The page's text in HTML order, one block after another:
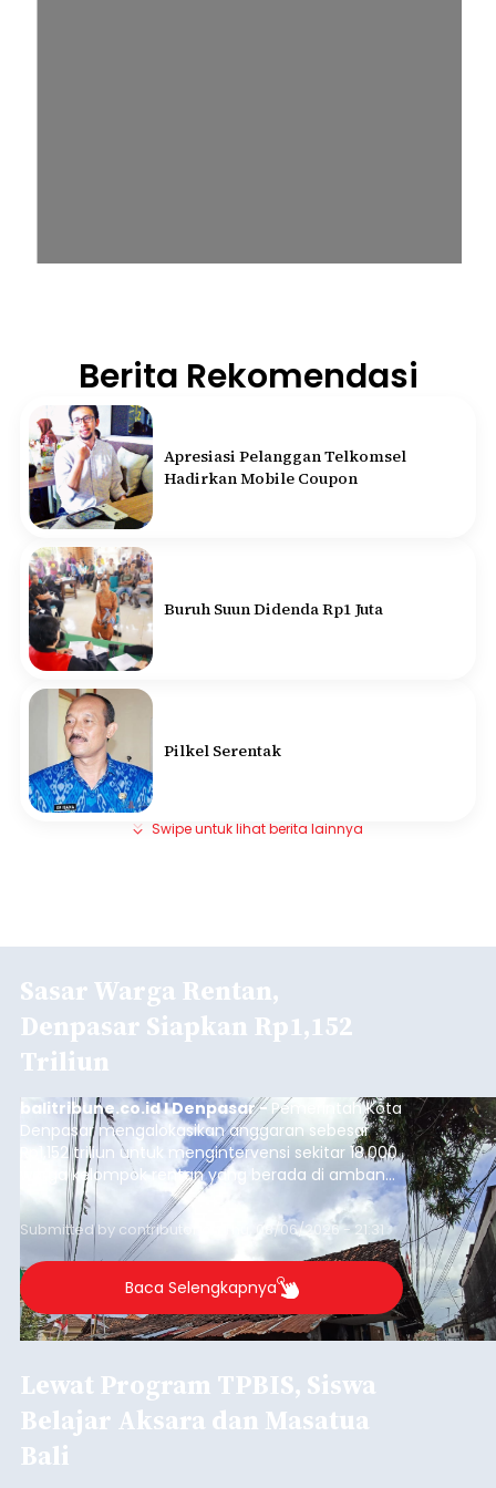
Berita Rekomendasi
Apresiasi Pelanggan Telkomsel
Hadirkan Mobile Coupon
Buruh Suun Didenda Rp1 Juta
Pilkel Serentak
Swipe untuk lihat berita lainnya
Sasar Warga Rentan,
Denpasar Siapkan Rp1,152
Triliun
balitribune.co.id I Denpasar - Pemerintah Kota
Denpasar mengalokasikan anggaran sebesar
Rp1,152 triliun untuk mengintervensi sekitar 18.000
warga kelompok rentan yang berada di ambang
garis kemiskinan. Langkah strategis ini diambil
guna menjaga masyarakat yang berada pada
kelompok desil 5 dan 6 tersebut agar tidak
merosot ke kategori miskin.
Submitted by contributor Thu, 08/06/2026 - 21:31
Baca Selengkapnya
Lewat Program TPBIS, Siswa
Belajar Aksara dan Masatua
Bali